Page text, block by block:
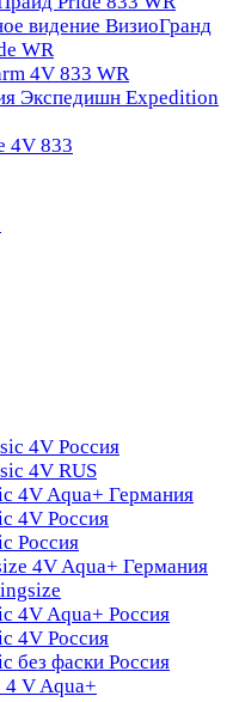
видение ВизиоГранд
WR
4V 833 WR
Экспедишн Expedition
4V 833
4V Россия
4V RUS
4V Aqua+ Германия
4V Россия
Россия
4V Aqua+ Германия
4V Aqua+ Россия
4V Россия
без фаски Россия
4 V Aqua+